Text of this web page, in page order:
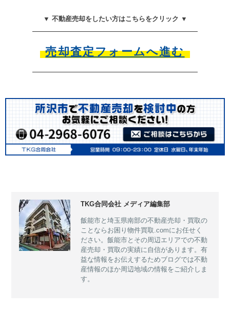
▼ 不動産売却をしたい方はこちらをクリック ▼
売却査定フォームへ進む
TKG合同会社 メディア編集部
飯能市と埼玉県南部の不動産売却・買取の
ことならお困り物件買取.comにお任せく
ださい。飯能市とその周辺エリアでの不動
産売却・買取の実績に自信があります。有
益な情報をお伝えするためブログでは不動
産情報のほか周辺地域の情報をご紹介しま
す。